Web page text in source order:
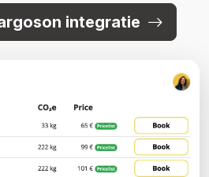
integratie